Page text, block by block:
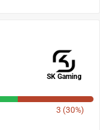
SK Gaming
3 (30%)